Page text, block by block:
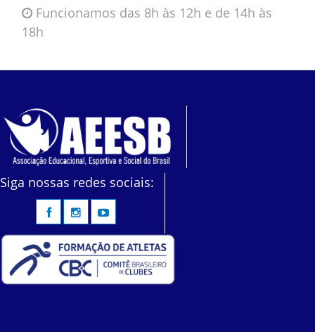
Funcionamos das 8h às 12h e de 14h às
18h
Siga nossas redes sociais: